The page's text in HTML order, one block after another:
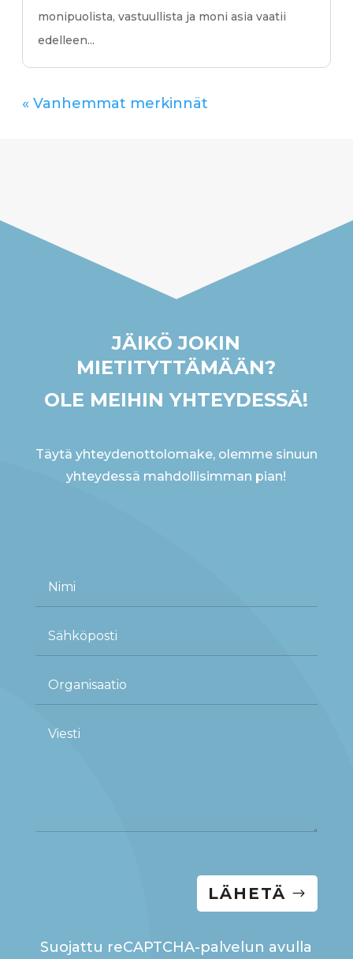
monipuolista, vastuullista ja moni asia vaatii
edelleen...
« Vanhemmat merkinnät
JÄIKÖ JOKIN
MIETITYTTÄMÄÄN?
OLE MEIHIN YHTEYDESSÄ!
Täytä yhteydenottolomake, olemme sinuun
yhteydessä mahdollisimman pian!
LÄHETÄ
Suojattu reCAPTCHA-palvelun avulla